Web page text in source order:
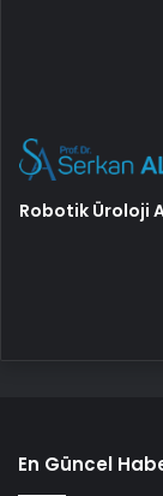
Robotik Üroloji
En Güncel